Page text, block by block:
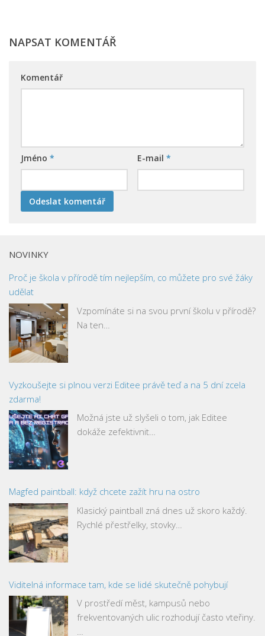
NAPSAT KOMENTÁŘ
Komentář
Jméno * E-mail *
NOVINKY
Proč je škola v přírodě tím nejlepším, co můžete pro své žáky
udělat
Vzpomínáte si na svou první školu v přírodě?
Na ten…
Vyzkoušejte si plnou verzi Editee právě teď a na 5 dní zcela
zdarma!
Možná jste už slyšeli o tom, jak Editee
dokáže zefektivnit…
Magfed paintball: když chcete zažít hru na ostro
Klasický paintball zná dnes už skoro každý.
Rychlé přestřelky, stovky…
Viditelná informace tam, kde se lidé skutečně pohybují
V prostředí měst, kampusů nebo
frekventovaných ulic rozhodují často vteřiny.
…